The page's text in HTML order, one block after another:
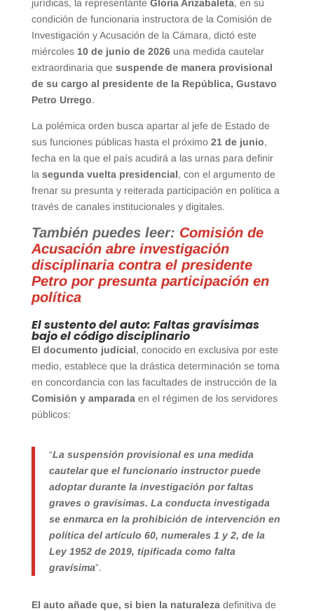
jurídicas, la representante Gloria Arizabaleta, en su
condición de funcionaria instructora de la Comisión de
Investigación y Acusación de la Cámara, dictó este
miércoles 10 de junio de 2026una medida cautelar
extraordinaria que suspende de manera provisional
de su cargo al presidente de la República, Gustavo
Petro Urrego.
La polémica orden busca apartar al jefe de Estado de
sus funciones públicas hasta el próximo 21 de junio,
fecha en la que el país acudirá a las urnas para definir
la segunda vuelta presidencial, con el argumento de
frenar su presunta y reiterada participación en política a
través de canales institucionales y digitales.
También puedes leer: Comisión de
Acusación abre investigación
disciplinaria contra el presidente
Petro por presunta participación en
política
El sustento del auto: Faltas gravísimas
bajo el código disciplinario
El documento judicial, conocido en exclusiva por este
medio, establece que la drástica determinación se toma
en concordancia con las facultades de instrucción de la
Comisión y amparada en el régimen de los servidores
públicos:
“La suspensión provisional es una medida
cautelar que el funcionario instructor puede
adoptar durante la investigación por faltas
graves o gravísimas. La conducta investigada
se enmarca en la prohibición de intervención en
política del artículo 60, numerales 1 y 2, de la
Ley 1952 de 2019, tipificada como falta
gravísima”.
El auto añade que, si bien la naturaleza definitiva de